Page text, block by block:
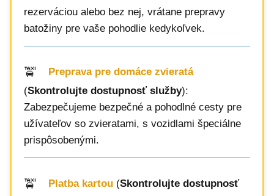
rezerváciou alebo bez nej, vrátane prepravy
batožiny pre vaše pohodlie kedykoľvek.
Preprava pre domáce zvieratá
(Skontrolujte dostupnosť služby):
Zabezpečujeme bezpečné a pohodlné cesty pre
užívateľov so zvieratami, s vozidlami špeciálne
prispôsobenými.
Platba kartou (Skontrolujte dostupnosť